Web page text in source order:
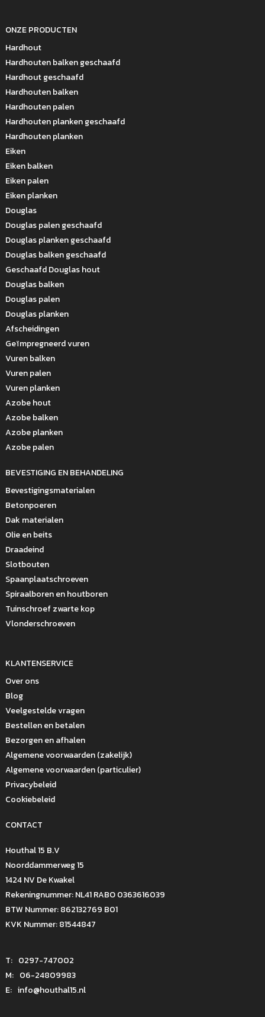
ONZE PRODUCTEN
Hardhout
Hardhouten balken geschaafd
Hardhout geschaafd
Hardhouten balken
Hardhouten palen
Hardhouten planken geschaafd
Hardhouten planken
Eiken
Eiken balken
Eiken palen
Eiken planken
Douglas
Douglas palen geschaafd
Douglas planken geschaafd
Douglas balken geschaafd
Geschaafd Douglas hout
Douglas balken
Douglas palen
Douglas planken
Afscheidingen
Geïmpregneerd vuren
Vuren balken
Vuren palen
Vuren planken
Azobe hout
Azobe balken
Azobe planken
Azobe palen
BEVESTIGING EN BEHANDELING
Bevestigingsmaterialen
Betonpoeren
Dak materialen
Olie en beits
Draadeind
Slotbouten
Spaanplaatschroeven
Spiraalboren en houtboren
Tuinschroef zwarte kop
Vlonderschroeven
KLANTENSERVICE
Over ons
Blog
Veelgestelde vragen
Bestellen en betalen
Bezorgen en afhalen
Algemene voorwaarden (zakelijk)
Algemene voorwaarden (particulier)
Privacybeleid
Cookiebeleid
CONTACT
Houthal 15 B.V
Noorddammerweg 15
1424 NV De Kwakel
Rekeningnummer: NL41 RABO 0363616039
BTW Nummer: 862132769 B01
KVK Nummer: 81544847
T: 0297-747002
M: 06-24809983
E: info@houthal15.nl